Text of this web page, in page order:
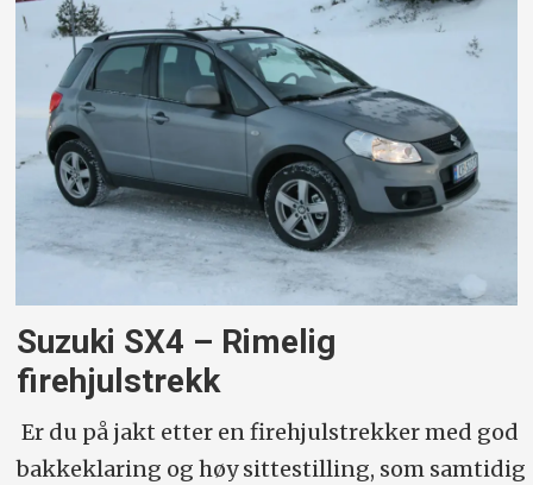
Suzuki SX4 – Rimelig
firehjulstrekk
Er du på jakt etter en firehjulstrekker med god
bakkeklaring og høy sittestilling, som samtidig